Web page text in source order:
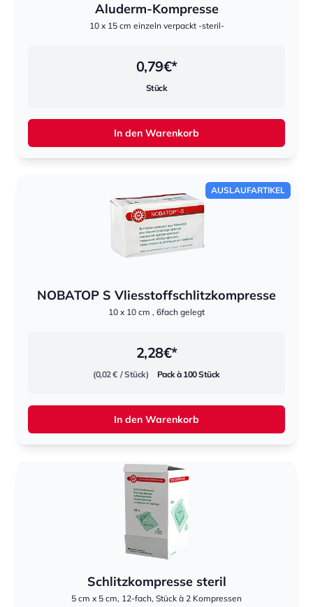
Aluderm-Kompresse
10 x 15 cm einzeln verpackt -steril-
0,79€*
Stück
In den Warenkorb
AUSLAUFARTIKEL
NOBATOP S Vliesstoffschlitzkompresse
10 x 10 cm , 6fach gelegt
2,28€*
(0,02 € / Stück) Pack à 100 Stück
In den Warenkorb
Schlitzkompresse steril
5 cm x 5 cm, 12-fach, Stück à 2 Kompressen